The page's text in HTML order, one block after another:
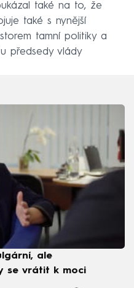
také na to, že
také s nynější
tamní politiky a
předsedy vlády
ale
se vrátit k moci